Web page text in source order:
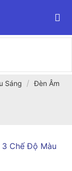
Sáng / Đèn Âm